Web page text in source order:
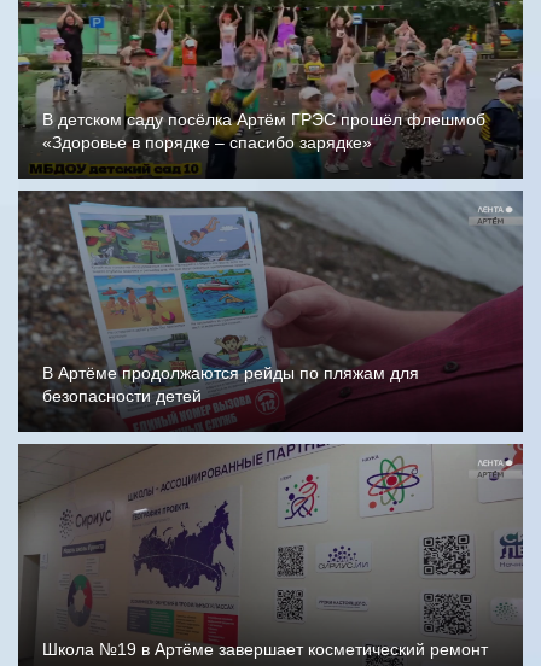
В детском саду посёлка Артём ГРЭС прошёл флешмоб
«Здоровье в порядке – спасибо зарядке»
В Артёме продолжаются рейды по пляжам для
безопасности детей
Школа №19 в Артёме завершает косметический ремонт